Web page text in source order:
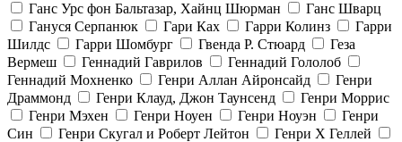
Ганс Урс фон Бальтазар, Хайнц Шюрман
Ганс Шварц
Гануся Серпанюк
Гари Ках Гарри Колинз
Гарри
Шилдс
Гарри Шомбург Гвенда Р. Стюард
Геза
Вермеш
Геннадий Гаврилов
Геннадий Гололоб
Геннадий Мохненко
Генри Аллан Айронсайд
Генри
Драммонд
Генри Клауд, Джон Таунсенд
Генри Моррис
Генри Мэхен
Генри Ноуен Генри Ноуэн
Генри
Син
Генри Скугал и Роберт Лейтон Генри Х Геллей